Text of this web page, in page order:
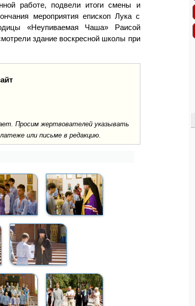
работе, подвели итоги смены и
мероприятия епископ Лука с
«Неупиваемая Чаша» Раисой
здание воскресной школы при
Просим жертвователей указывать
или письме в редакцию.